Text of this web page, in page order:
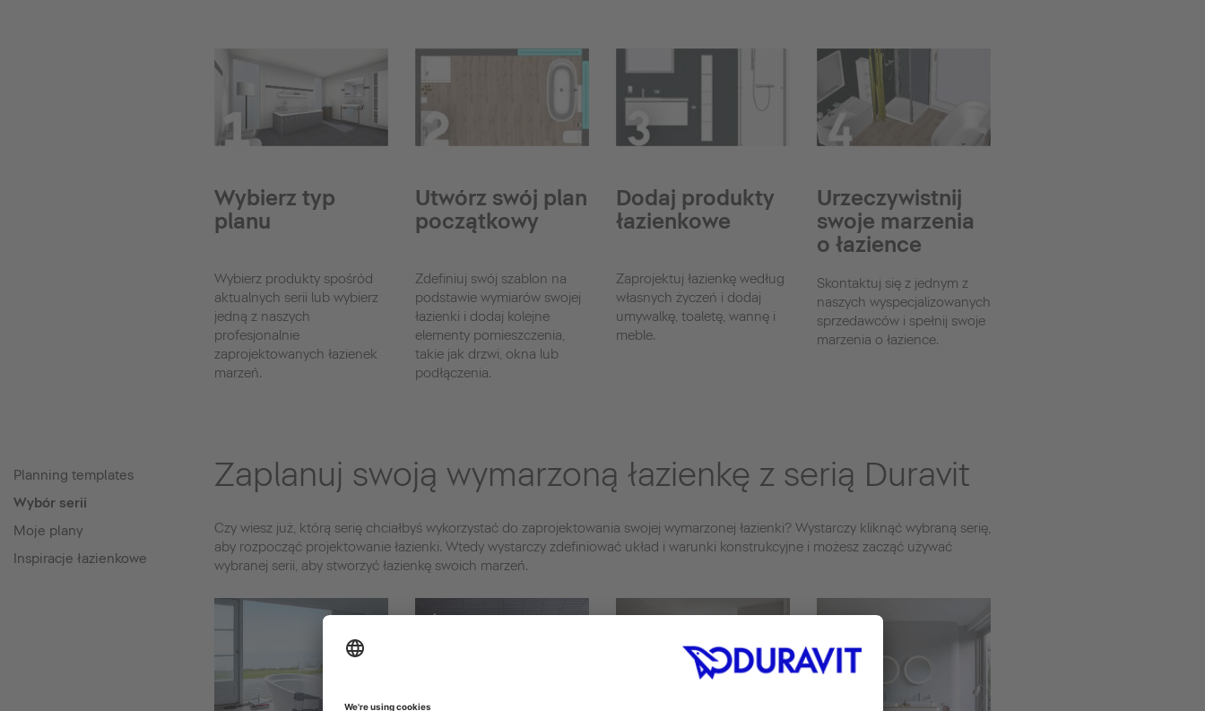
Wybierz typ
planu
Wybierz produkty spośród
aktualnych serii lub wybierz
jedną z naszych
profesjonalnie
zaprojektowanych łazienek
marzeń.
Utwórz swój plan
początkowy
Zdefiniuj swój szablon na
podstawie wymiarów swojej
łazienki i dodaj kolejne
elementy pomieszczenia,
takie jak drzwi, okna lub
podłączenia.
Dodaj produkty
łazienkowe
Zaprojektuj łazienkę według
własnych życzeń i dodaj
umywalkę, toaletę, wannę i
meble.
Urzeczywistnij
swoje marzenia
o łazience
Skontaktuj się z jednym z
naszych wyspecjalizowanych
sprzedawców i spełnij swoje
marzenia o łazience.
Planning templates
Wybór serii
Moje plany
Inspiracje łazienkowe
Zaplanuj swoją wymarzoną łazienkę z serią Duravit
Czy wiesz już, którą serię chciałbyś wykorzystać do zaprojektowania swojej wymarzonej łazienki? Wystarczy kliknąć wybraną serię,
aby rozpocząć projektowanie łazienki. Wtedy wystarczy zdefiniować układ i warunki konstrukcyjne i możesz zacząć używać
wybranej serii, aby stworzyć łazienkę swoich marzeń.